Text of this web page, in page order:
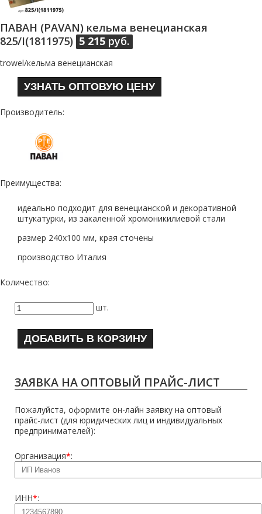
ПАВАН (PAVAN) кельма венецианская
825/I(1811975) 5 215 руб.
trowel/кельма венецианская
УЗНАТЬ ОПТОВУЮ ЦЕНУ
Производитель:
Преимущества:
идеально подходит для венецианской и декоративной
штукатурки, из закаленной хромоникилиевой стали
размер 240х100 мм, края сточены
производство Италия
Количество:
шт.
ДОБАВИТЬ В КОРЗИНУ
ЗАЯВКА НА ОПТОВЫЙ ПРАЙС-ЛИСТ
Пожалуйста, оформите он-лайн заявку на оптовый
прайс-лист (для юридических лиц и индивидуальных
предпринимателей):
Организация*:
ИНН*: